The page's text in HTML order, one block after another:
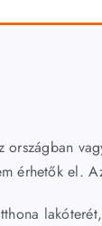
érhetők el.